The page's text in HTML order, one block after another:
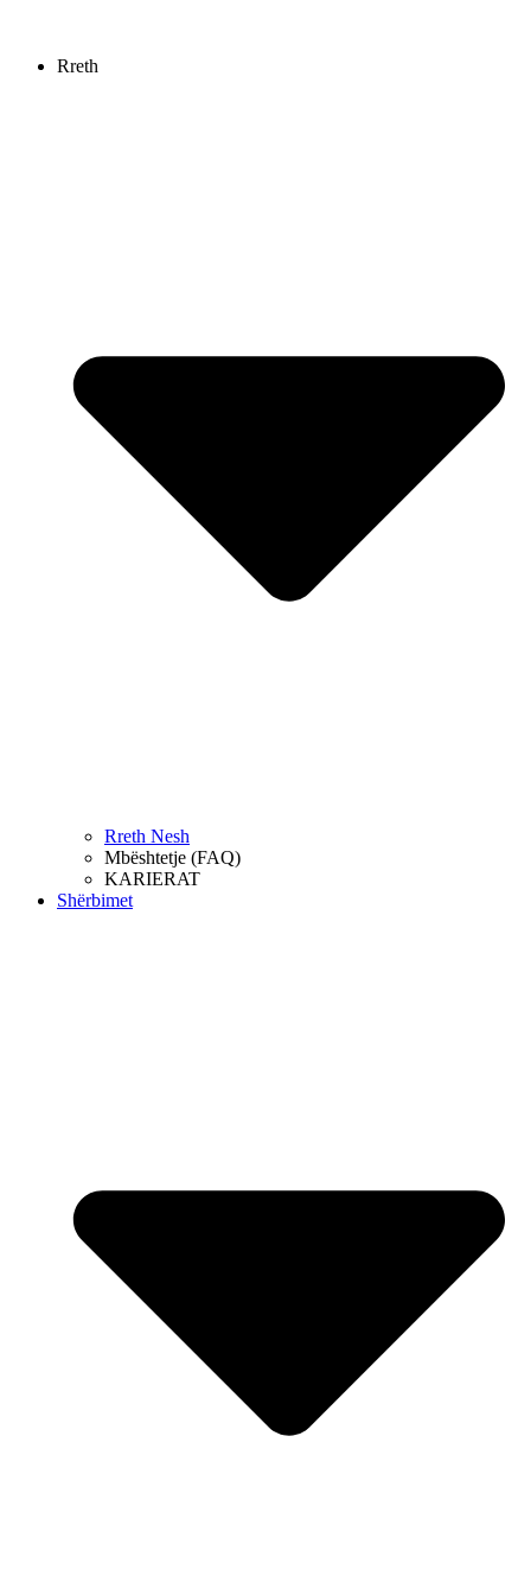
Rreth
Rreth Nesh
Mbështetje (FAQ)
KARIERAT
Shërbimet